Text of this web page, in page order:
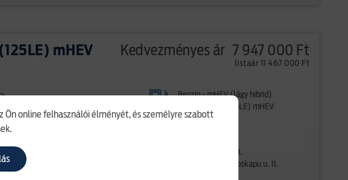
mHEV
Kedvezményes ár 7 947 000 Ft
listaár 11 467 000 Ft
Benzin - mHEV (lágy hibrid)
1.0l EcoBoost (125LE) mHEV
CO2: 120.0 g/km
5.3 l/100 km
Solymár-Szalay Kft.
1152 Budapest, Városkapu u. 11.
Ön online felhasználói élményét, és személyre szabott